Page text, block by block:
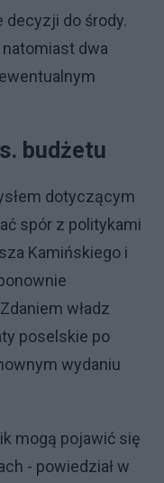
decyzji do środy.
natomiast dwa
budżetu
dotyczącym
spór z politykami
Kamińskiego i
władz
poselskie po
wydaniu
mogą pojawić się
- powiedział w